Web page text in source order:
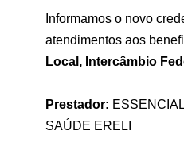
Informamos o novo
atendimentos aos
Local, Intercâmbio
Prestador:
SAÚDE ERELI